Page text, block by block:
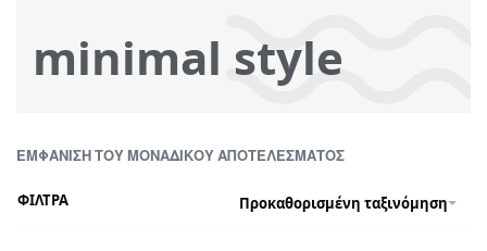
minimal style
ΕΜΦΆΝΙΣΗ ΤΟΥ ΜΟΝΑΔΙΚΟΎ ΑΠΟΤΕΛΈΣΜΑΤΟΣ
Προκαθορισμένη ταξινόμηση
ΦΙΛΤΡΑ